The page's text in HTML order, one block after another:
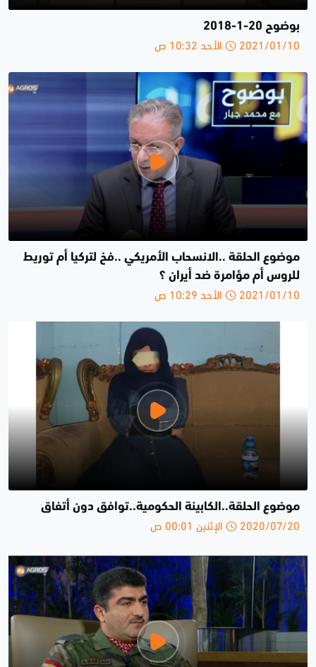
بوضوح 20-1-2018
2021/01/10 الأحد 10:32 ص
موضوع الحلقة ..الانسحاب الأمريكي ..فخ لتركيا أم توريط
للروس أم مؤامرة ضد أيران ؟
2021/01/10 الأحد 10:29 ص
موضوع الحلقة..الكابينة الحكومية..توافق دون أتفاق
2020/07/20 الإثنين 00:01 ص